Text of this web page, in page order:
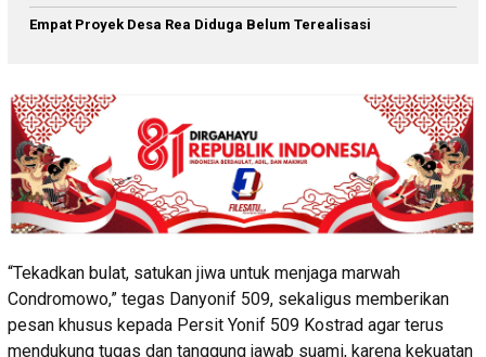
Empat Proyek Desa Rea Diduga Belum Terealisasi
“Tekadkan bulat, satukan jiwa untuk menjaga marwah
Condromowo,” tegas Danyonif 509, sekaligus memberikan
pesan khusus kepada Persit Yonif 509 Kostrad agar terus
mendukung tugas dan tanggung jawab suami, karena kekuatan